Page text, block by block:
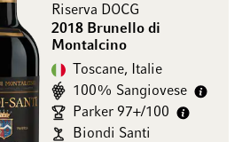
Riserva DOCG
2018 Brunello di
Montalcino
Toscane, Italie
100% Sangiovese
Parker 97+/100
Biondi Santi